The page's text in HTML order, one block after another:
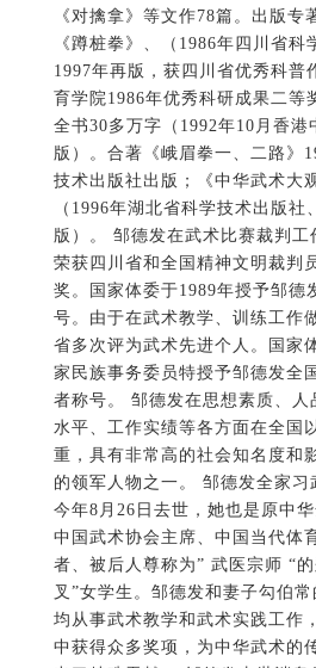
荣获四川省和全国精神文明裁判
奖。国家体委于1989年授予邹德
号。由于在武术教学、训练工作
省多次评为武术先进个人。国家
家民族事务委员特授予邹德发全
者称号。 邹德发在思想素质、人
水平、工作实绩等各方面在全国
重，具有非常高的社会知名度和
的领军人物之一。 邹德发全家习
今年8月26日去世，她也是原中华
中国武术协会主席、中国当代体
者、被后人尊称为” 武医宗师 “
叉”女学生。邹德发和妻子勾伯常
均从事武术教学和武术实践工作
中获得众多奖项，为中华武术的
出了特殊贡献。 邹德发去世消息
运动管理中心主任历娜，四川省
泽，四川省武术协会执行主席任
术学院院长、教授、博士生导师
斌，武术学院教授和国际级裁判
武术学院副教授、国家级裁判员
川省老体协太极拳(剑)项目委员
门人刘绥滨，峨眉武术联合总会
眉武术非遗代表性传承人王超，